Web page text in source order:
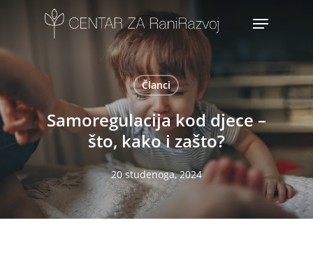
main
Menu
Članci
Samoregulacija kod djece –
što, kako i zašto?
20 studenoga, 2024